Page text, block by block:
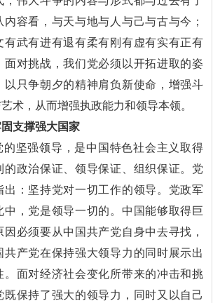
容看，与天与地与人与己与古与今；
有武有进有退有柔有刚有虚有实有正有
面对挑战，我们党必须以开拓进取的姿
以只争朝夕的精神肩负新使命，增强斗
术，从而增强执政能力和领导本领。
支撑强大国家
的坚强领导，是中国特色社会主义取得
的政治保证、领导保证、组织保证。党
出：坚持党对一切工作的领导。党政军
中，党是领导一切的。中国能够取得巨
因必须要从中国共产党自身中去寻找，
共产党在保持强大领导力的同时展示出
。面对经济社会变化所带来的冲击和挑
既保持了强大的领导力，同时又以自己